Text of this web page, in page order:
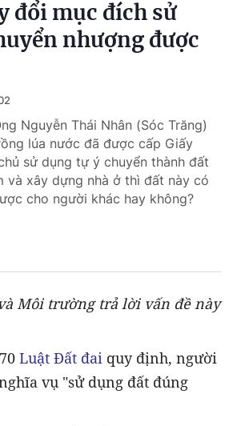
đổi mục đích sử
nhượng được
Nguyễn Thái Nhân (Sóc Trăng)
lúa nước đã được cấp Giấy
sử dụng tự ý chuyển thành đất
và xây dựng nhà ở thì đất này có
cho người khác hay không?
Môi trường trả lời vấn đề này
Luật Đất đai quy định, người
vụ "sử dụng đất đúng